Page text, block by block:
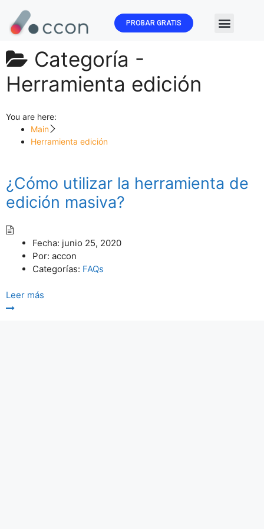
PROBAR GRATIS
Categoría -
Herramienta edición
You are here:
Main
Herramienta edición
¿Cómo utilizar la herramienta de
edición masiva?
Fecha: junio 25, 2020
Por: accon
Categorías: FAQs
Leer más